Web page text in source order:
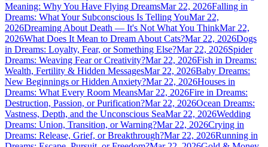
Meaning: Why You Have Flying DreamsMar 22, 2026Falling in
Dreams: What Your Subconscious Is Telling YouMar 22,
2026Dreaming About Death — It's Not What You ThinkMar 22,
2026What Does It Mean to Dream About Cats?Mar 22, 2026Dogs
in Dreams: Loyalty, Fear, or Something Else?Mar 22, 2026Spider
Dreams: Weaving Fear or Creativity?Mar 22, 2026Fish in Dreams:
Wealth, Fertility & Hidden MessagesMar 22, 2026Baby Dreams:
New Beginnings or Hidden Anxiety?Mar 22, 2026Houses in
Dreams: What Every Room MeansMar 22, 2026Fire in Dreams:
Destruction, Passion, or Purification?Mar 22, 2026Ocean Dreams:
Vastness, Depth, and the Unconscious SeaMar 22, 2026Wedding
Dreams: Union, Transition, or Warning?Mar 22, 2026Crying in
Dreams: Release, Grief, or Breakthrough?Mar 22, 2026Running in